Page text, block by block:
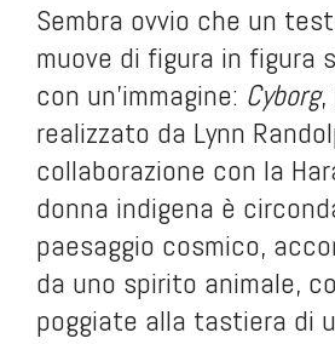
Sembra ovvio che un
muove di figura in figura
con un’immagine: Cyborg,
realizzato da Lynn
collaborazione con la
donna indigena è
paesaggio cosmico,
da uno spirito animale,
poggiate alla tastiera di